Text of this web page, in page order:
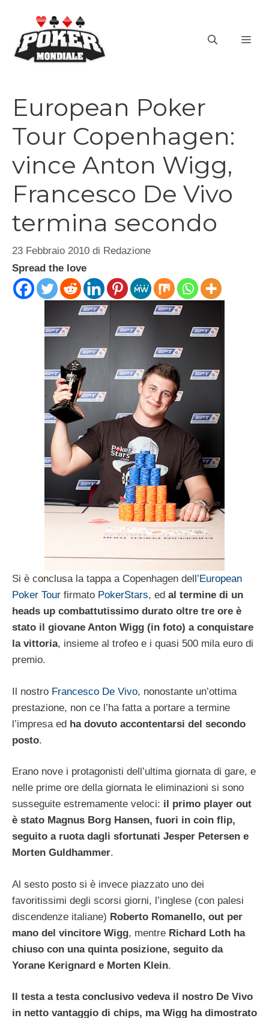
contenuto
European Poker
Tour Copenhagen:
vince Anton Wigg,
Francesco De Vivo
termina secondo
23 Febbraio 2010 di Redazione
Spread the love
Si è conclusa la tappa a Copenhagen dell’European
Poker Tour firmato PokerStars, ed al termine di un
heads up combattutissimo durato oltre tre ore è
stato il giovane Anton Wigg (in foto) a conquistare
la vittoria, insieme al trofeo e i quasi 500 mila euro di
premio.
Il nostro Francesco De Vivo, nonostante un’ottima
prestazione, non ce l’ha fatta a portare a termine
l’impresa ed ha dovuto accontentarsi del secondo
posto.
Erano nove i protagonisti dell’ultima giornata di gare, e
nelle prime ore della giornata le eliminazioni si sono
susseguite estremamente veloci: il primo player out
è stato Magnus Borg Hansen, fuori in coin flip,
seguito a ruota dagli sfortunati Jesper Petersen e
Morten Guldhammer.
Al sesto posto si è invece piazzato uno dei
favoritissimi degli scorsi giorni, l’inglese (con palesi
discendenze italiane) Roberto Romanello, out per
mano del vincitore Wigg, mentre Richard Loth ha
chiuso con una quinta posizione, seguito da
Yorane Kerignard e Morten Klein.
Il testa a testa conclusivo vedeva il nostro De Vivo
in netto vantaggio di chips, ma Wigg ha dimostrato